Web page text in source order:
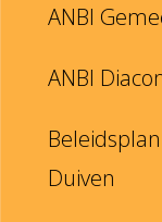
ANBI
ANBI
Duiven